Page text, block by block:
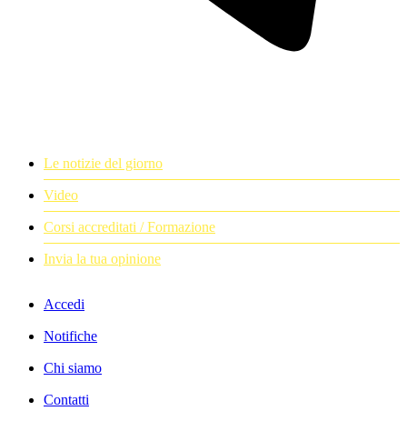
Le notizie del giorno
Video
Corsi accreditati / Formazione
Invia la tua opinione
Accedi
Notifiche
Chi siamo
Contatti